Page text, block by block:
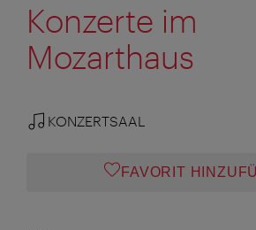
Konzerte im
Mozarthaus
KONZERTSAAL
FAVORIT